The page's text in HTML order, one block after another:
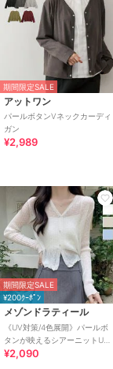
期間限定SALE
アットワン
パールボタンVネックカーディ
ガン
¥2,989
期間限定SALE
¥200ｸｰﾎﾟﾝ
メゾンドラティール
《UV対策/4色展開》パールボ
タンが映えるシアーニットUV
カットカーデ 【快適さも叶え
¥2,090